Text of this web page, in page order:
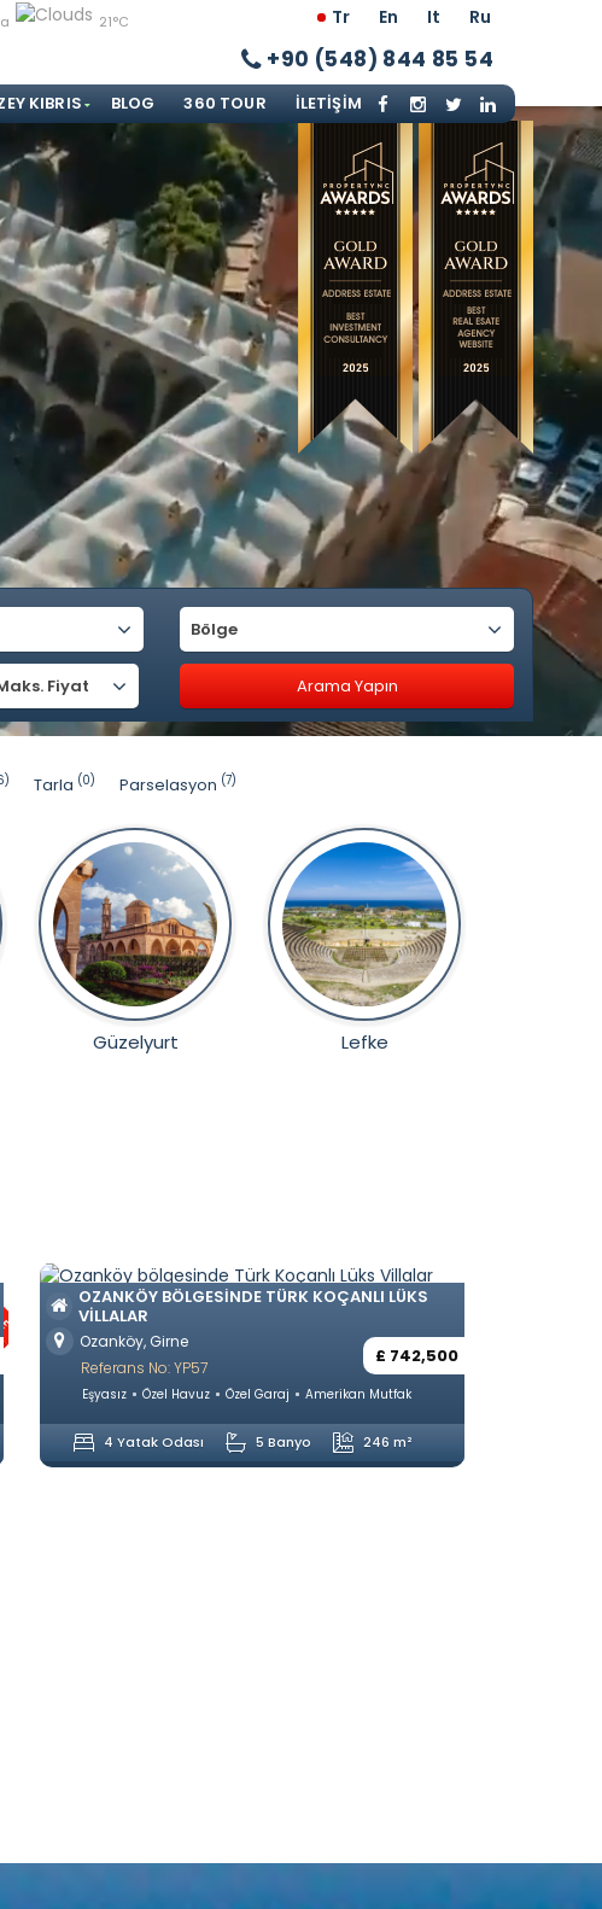
Tr En It Ru
21°C
+90 (548) 844 85 54
KIBRIS BLOG 360 TOUR İLETIŞIM
Bölge
Fiyat
Tarla (0) Parselasyon (7)
Güzelyurt Lefke
OZANKÖY BÖLGESINDE TÜRK KOÇANLI LÜKS
VILLALAR
Ozanköy, Girne
£ 742,500
Referans No: YP57
Eşyasız Özel Havuz Özel Garaj Amerikan Mutfak
4 Yatak Odası 5 Banyo 246 m²